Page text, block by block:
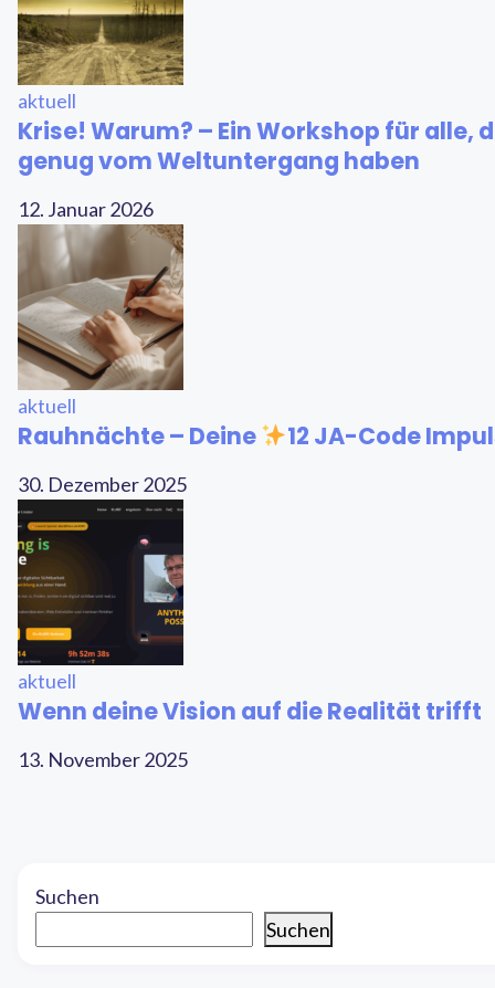
aktuell
Krise! Warum? – Ein Workshop für alle,
genug vom Weltuntergang haben
12. Januar 2026
aktuell
Rauhnächte – Deine 12 JA-Code
30. Dezember 2025
aktuell
Wenn deine Vision auf die Realität trifft
13. November 2025
Suchen
Suchen